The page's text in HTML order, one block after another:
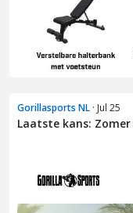
Gorillasports NL · Jul 25
Laatste kans: